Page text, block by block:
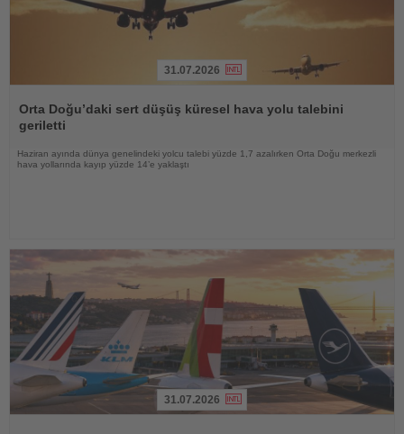
Oku
31.07.2026
Orta Doğu’daki sert düşüş küresel hava yolu talebini
geriletti
Haziran ayında dünya genelindeki yolcu talebi yüzde 1,7 azalırken Orta Doğu merkezli
hava yollarında kayıp yüzde 14’e yaklaştı
31.07.2026